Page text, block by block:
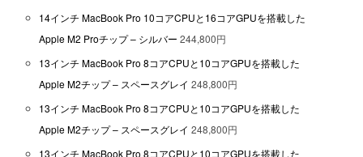
14インチ MacBook Pro 10コアCPUと16コアGPUを搭載した
Apple M2 Proチップ – シルバー 244,800円
13インチ MacBook Pro 8コアCPUと10コアGPUを搭載した
Apple M2チップ – スペースグレイ 248,800円
13インチ MacBook Pro 8コアCPUと10コアGPUを搭載した
Apple M2チップ – スペースグレイ 248,800円
13インチ MacBook Pro 8コアCPUと10コアGPUを搭載した